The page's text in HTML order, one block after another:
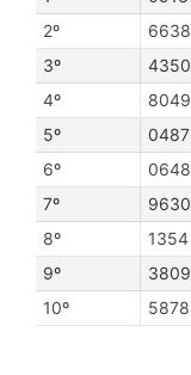
2º
6638
3º
4350
4º
8049
5º
0487
6º
0648
7º
9630
8º
1354
9º
3809
10º
5878